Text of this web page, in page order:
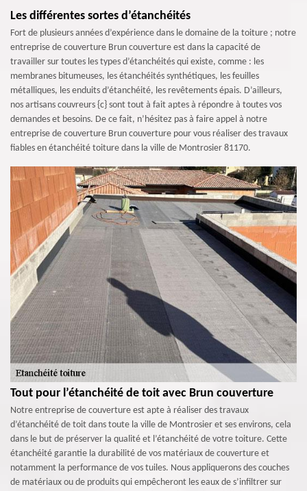
Les différentes sortes d’étanchéités
Fort de plusieurs années d’expérience dans le domaine de la toiture ; notre
entreprise de couverture Brun couverture est dans la capacité de
travailler sur toutes les types d’étanchéités qui existe, comme : les
membranes bitumeuses, les étanchéités synthétiques, les feuilles
métalliques, les enduits d’étanchéité, les revêtements épais. D’ailleurs,
nos artisans couvreurs {c} sont tout à fait aptes à répondre à toutes vos
demandes et besoins. De ce fait, n’hésitez pas à faire appel à notre
entreprise de couverture Brun couverture pour vous réaliser des travaux
fiables en étanchéité toiture dans la ville de Montrosier 81170.
Tout pour l’étanchéité de toit avec Brun couverture
Notre entreprise de couverture est apte à réaliser des travaux
d’étanchéité de toit dans toute la ville de Montrosier et ses environs, cela
dans le but de préserver la qualité et l’étanchéité de votre toiture. Cette
étanchéité garantie la durabilité de vos matériaux de couverture et
notamment la performance de vos tuiles. Nous appliquerons des couches
de matériaux ou de produits qui empêcheront les eaux de s’infiltrer sur